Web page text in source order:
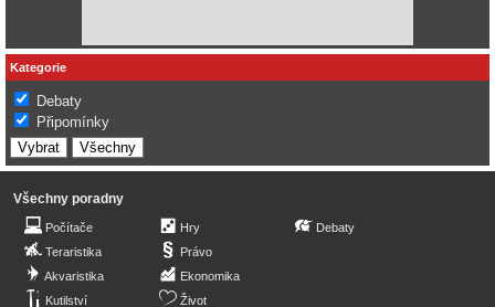
Kategorie
Debaty
Připomínky
Všechny poradny
Počítače
Teraristika
Akvaristika
Kutilství
Hry
Právo
Ekonomika
Život
Debaty